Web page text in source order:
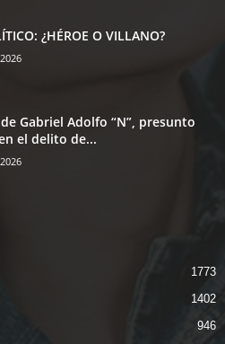
¿HÉROE O VILLANO?
Gabriel Adolfo “N”, presunto
el delito de...
1773
1402
946